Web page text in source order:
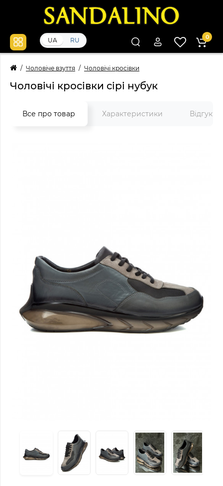
UA RU 0
Чоловіче взуття Чоловічі кросівки
Чоловічі кросівки сірі нубук
Все про товар Характеристики Відгуки